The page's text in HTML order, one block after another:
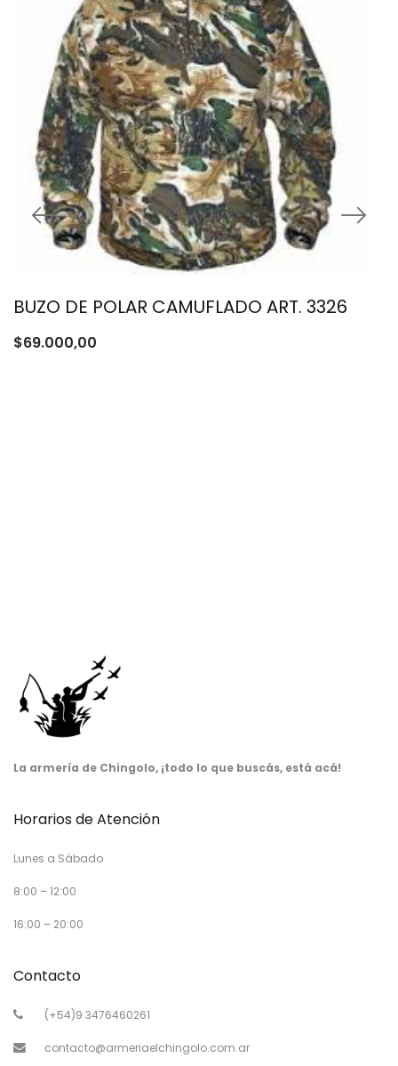
BUZO DE POLAR CAMUFLADO ART. 3326
$69.000,00
La armería de Chingolo, ¡todo lo que buscás, está acá!
Horarios de Atención
Lunes a Sábado
8:00 – 12:00
16:00 – 20:00
Contacto
(+54)9 3476460261
contacto@armeriaelchingolo.com.ar